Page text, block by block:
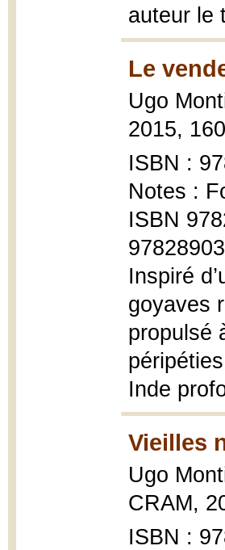
auteur le
Le
Ugo
2015,
ISBN :
Notes :
ISBN
Inspiré
goyaves
propulsé
Inde
Vieilles
Ugo
CRAM,
ISBN :